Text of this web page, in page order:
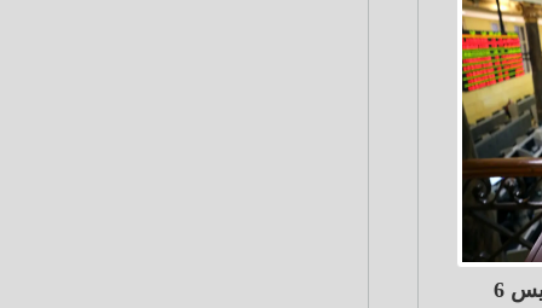
البورصة تربح 11 مليار جنيه الخميس 6